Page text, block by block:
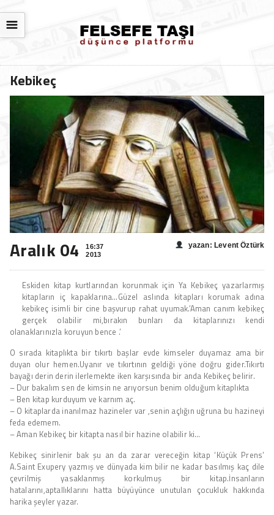
☰
Kebikeç
Aralık 04
16:37
2013
yazan: Levent Öztürk
Eskiden kitap kurtlarından korunmak için Ya Kebikeç yazarlarmış
kitapların iç kapaklarına…Güzel aslında kitapları korumak adına
kebikeç isimli bir cine başvurup rahat uyumak.’Aman canım kebikeç
gerçek olabilir mi,bırakın bunları da kitaplarınızı kendi
olanaklarınızla koruyun bence .’
O sırada kitaplıkta bir tıkırtı başlar evde kimseler duyamaz ama bir
duyan olur hemen.Uyanır ve tıkırtının geldiği yöne doğru gider.Tıkırtı
bayağı derin derin ilerlemekte iken karşısında bir anda Kebikeç belirir.
– Dur bakalım sen de kimsin ne arıyorsun benim olduğum kitaplıkta
– Ben kitap kurduyum ve karnım aç.
– O kitaplarda inanılmaz hazineler var ,senin açlığın uğruna bu hazineyi
feda edemem.
– Aman Kebikeç bir kitapta nasıl bir hazine olabilir ki…
Kebikeç sinirlenir bak şu an da zarar vereceğin kitap ‘Küçük Prens’
A.Saint Exupery yazmış ve dünyada kim bilir ne kadar basılmış kaç dile
çevrilmiş yasaklanmış korkulmuş bir kitap.İnsanların
hatalarını,aptallıklarını hatta büyüyünce unutulan çocukluk hakkında
harika şeyler yazar.